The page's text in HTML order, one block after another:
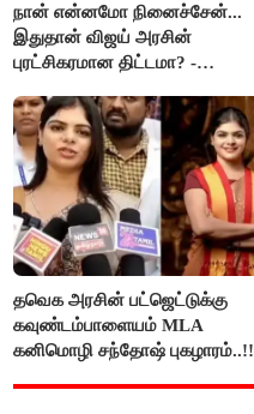
நான் என்னமோ நினைச்சேன்...
இதுதான் விஜய் அரசின்
புரட்சிகரமான திட்டமா? -
தவெக அரசின் பட்ஜெட்டுக்கு
கவுண்டம்பாளையம் MLA
கனிமொழி சந்தோஷ் புகழாரம்..!!